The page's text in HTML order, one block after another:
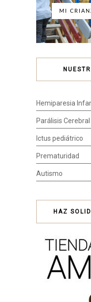
MI
Hemiparesia
Parálisis
Ictus pediátrico
Prematuridad
Autismo
HAZ